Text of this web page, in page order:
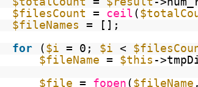
$filesCount = ceil (
$fileNames
= [];
for ( $i = 0; $i <
$fileName = $this -
$file = fopen ( $fileName